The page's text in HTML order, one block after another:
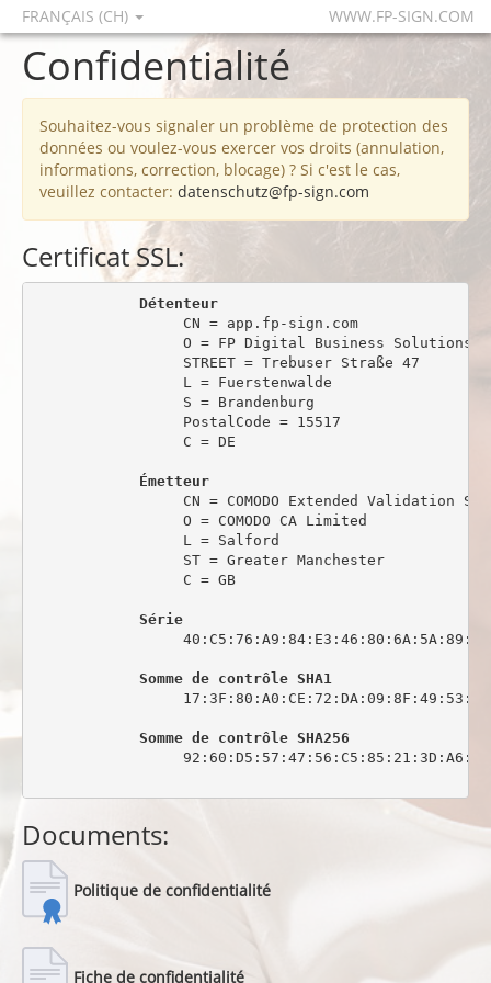
FRANÇAIS (CH) WWW.FP-SIGN.COM
Confidentialité
Souhaitez-vous signaler un problème de protection des
données ou voulez-vous exercer vos droits (annulation,
informations, correction, blocage) ? Si c'est le cas,
veuillez contacter: datenschutz@fp-sign.com
Certificat SSL:
Détenteur
                 CN = app.fp-sign.com
O = FP Digital Business Solutions
                 STREET = Trebuser Straße 47
                 L = Fuerstenwalde
                 S = Brandenburg
                 PostalCode = 15517
                 C = DE
Émetteur
CN = COMODO Extended Validation
                 O = COMODO CA Limited
                 L = Salford
                 ST = Greater Manchester
                 C = GB
Série
Somme de contrôle SHA1
Somme de contrôle SHA256
Documents:
Politique de confidentialité
Fiche de confidentialité